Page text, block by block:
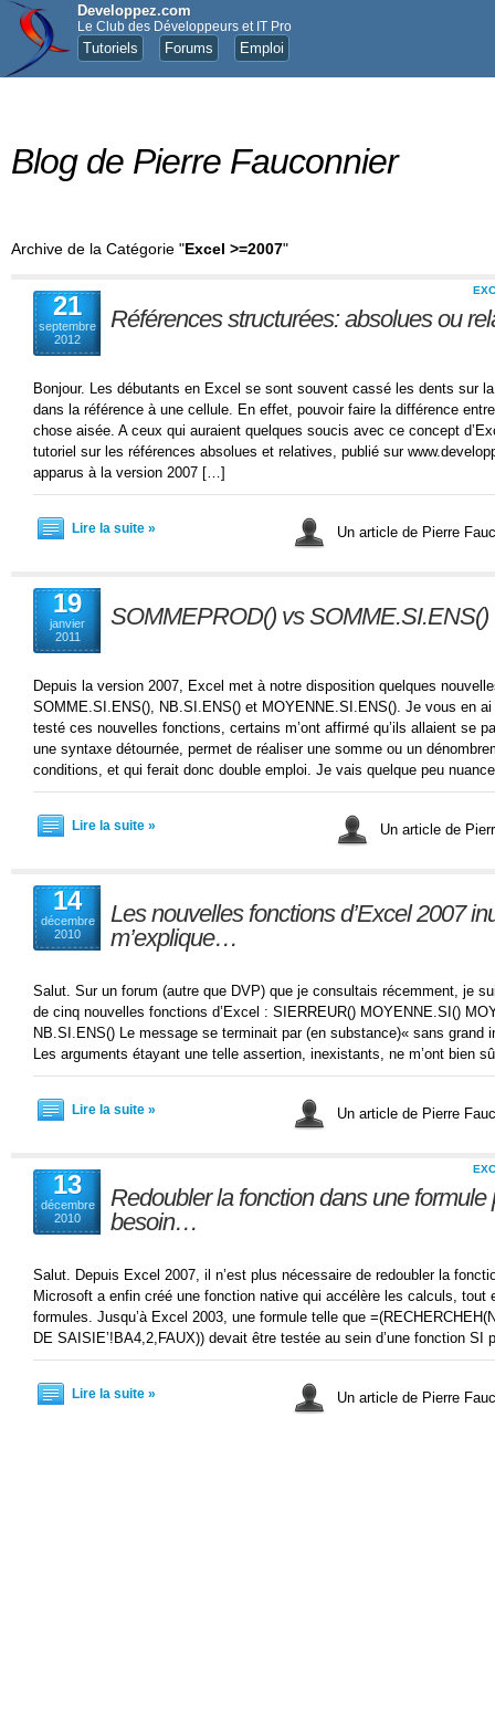
Developpez.com
Le Club des Développeurs et IT Pro
Tutoriels Forums Emploi
Blog de Pierre Fauconnier
Archive de la Catégorie "Excel >=2007"
21
septembre
2012
Références structurées: absolues ou
Bonjour. Les débutants en Excel se sont souvent cassé les dents sur
dans la référence à une cellule. En effet, pouvoir faire la différence
chose aisée. A ceux qui auraient quelques soucis avec ce concept
tutoriel sur les références absolues et relatives, publié sur
apparus à la version 2007 […]
Lire la suite » Un article de Pierre
19
janvier
2011
SOMMEPROD() vs SOMME.SI.ENS()
Depuis la version 2007, Excel met à notre disposition quelques
SOMME.SI.ENS(), NB.SI.ENS() et MOYENNE.SI.ENS(). Je vous en
testé ces nouvelles fonctions, certains m’ont affirmé qu’ils allaient se
une syntaxe détournée, permet de réaliser une somme ou un
conditions, et qui ferait donc double emploi. Je vais quelque peu
Lire la suite » Un article de
14
décembre
2010
Les nouvelles fonctions d’Excel 2007
m’explique…
Salut. Sur un forum (autre que DVP) que je consultais récemment, je
de cinq nouvelles fonctions d’Excel : SIERREUR() MOYENNE.SI()
NB.SI.ENS() Le message se terminait par (en substance)« sans grand
Les arguments étayant une telle assertion, inexistants, ne m’ont bien
Lire la suite » Un article de Pierre
13
décembre
2010
Redoubler la fonction dans une formule
besoin…
Salut. Depuis Excel 2007, il n’est plus nécessaire de redoubler la
Microsoft a enfin créé une fonction native qui accélère les calculs,
formules. Jusqu’à Excel 2003, une formule telle que
DE SAISIE’!BA4,2,FAUX)) devait être testée au sein d’une fonction
Lire la suite » Un article de Pierre